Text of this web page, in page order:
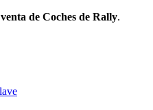
venta de Coches de Rally.